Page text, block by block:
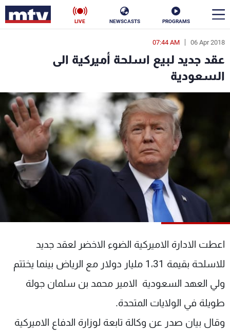
PROGRAMS
NEWSCASTS
LIVE
06 Apr 2018
07:44 AM
عقد جديد لبيع اسلحة أميركية الى
السعودية
اعطت الادارة الاميركية الضوء الاخضر لعقد جديد
للاسلحة بقيمة 1،31 مليار دولار مع الرياض بينما يختتم
ولي العهد السعودية الامير محمد بن سلمان جولة
طويلة في الولايات المتحدة.
وقال بيان صدر عن وكالة تابعة لوزارة الدفاع الاميركية
en
الأخبار
سياسة ناس
فن
رياضة
كأس العالم
البرامج
جدول البرامج
شاهد البرامج
عن MTV
الإنـتـاج
لاعلاناتكم
وظائف
تواصل معنا
سياسة الخصوصية